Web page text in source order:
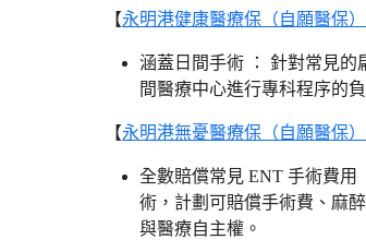
【永明港健康醫療保 （自願醫保）
涵蓋日間手術 ： 針對常見的
間醫療中心進行專科程序的
【永明港無憂醫療保 （自願醫保）
全數賠償常見 ENT 手術費用
術，計劃可賠償手術費、麻
與醫療自主權。